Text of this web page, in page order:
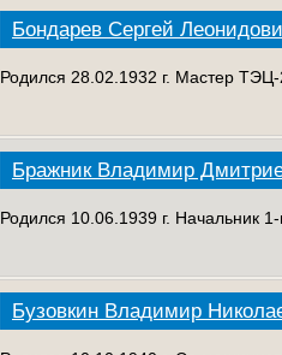
Бондарев Сергей
Родился 28.02.1932 г. Мастер ТЭЦ-
Бражник Владимир
Родился 10.06.1939 г. Начальник
Бузовкин Владимир